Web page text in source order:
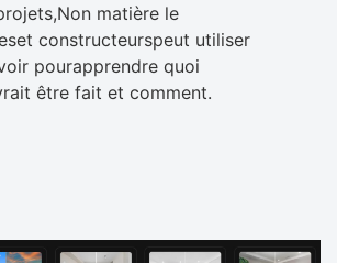
matière le
constructeurspeut utiliser
pourapprendre quoi
être fait et comment.